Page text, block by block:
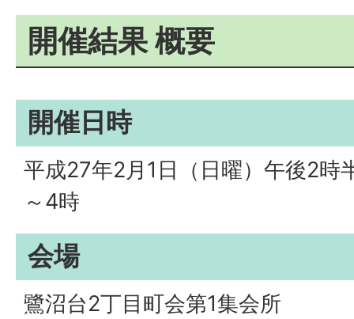
開催結果 概要
開催日時
平成27年2月1日（日曜）午後2時
～4時
会場
鷺沼台2丁目町会第1集会所